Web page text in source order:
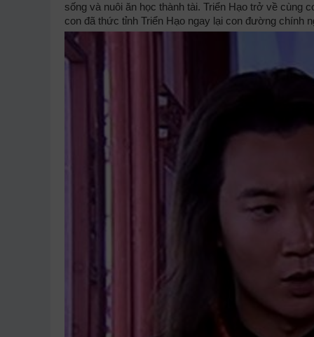
sống và nuôi ăn học thành tài. Triển Hạo trở về cùng
con đã thức tỉnh Triển Hạo ngay lại con đường chính